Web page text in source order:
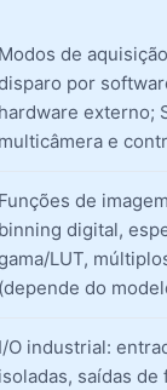
Modos de
por
hardware externo;
multicâmera e
Funções de
binning digital,
LUT,
(depende do
I/O industrial:
isoladas, saídas de